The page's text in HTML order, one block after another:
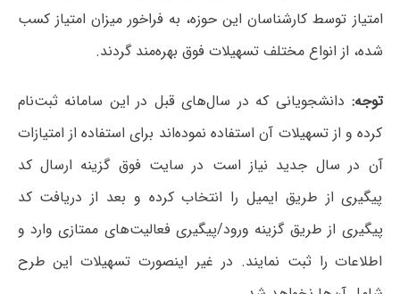
امتیاز توسط کارشناسان این حوزه، به فراخور میزان امتیاز کسب
شده، از انواع مختلف تسهیلات فوق بهره‌مند گردند.
توجه: دانشجویانی که در سال‌های قبل در این سامانه ثبت‌نام
کرده و از تسهیلات آن استفاده نموده‌اند برای استفاده از امتیازات
آن در سال جدید نیاز است در سایت فوق گزینه ارسال کد
پیگیری از طریق ایمیل را انتخاب کرده و بعد از دریافت کد
پیگیری از طریق گزینه ورود/پیگیری فعالیت‌های ممتازی وارد و
اطلاعات را ثبت نمایند. در غیر اینصورت تسهیلات این طرح